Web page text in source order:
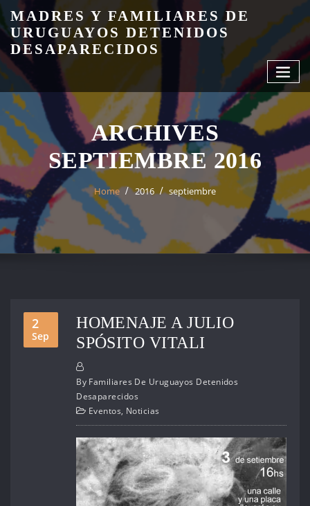
Skip
to
content
MADRES Y FAMILIARES DE
URUGUAYOS DETENIDOS
DESAPARECIDOS
ARCHIVES
SEPTIEMBRE 2016
Home 2016 septiembre
2
Sep
HOMENAJE A JULIO
SPÓSITO VITALI
By Familiares De Uruguayos Detenidos
Desaparecidos
Eventos, Noticias